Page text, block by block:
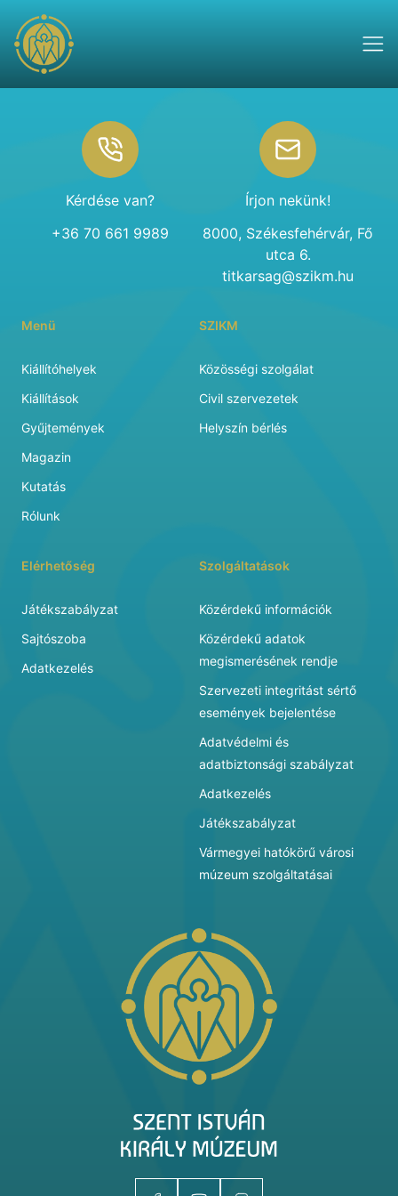
Kérdése van?
+36 70 661 9989
Írjon nekünk!
8000, Székesfehérvár, Fő
utca 6.
titkarsag@szikm.hu
Menü
Kiállítóhelyek
Kiállítások
Gyűjtemények
Magazin
Kutatás
Rólunk
SZIKM
Közösségi szolgálat
Civil szervezetek
Helyszín bérlés
Elérhetőség
Játékszabályzat
Sajtószoba
Adatkezelés
Szolgáltatások
Közérdekű információk
Közérdekű adatok
megismerésének rendje
Szervezeti integritást sértő
események bejelentése
Adatvédelmi és
adatbiztonsági szabályzat
Adatkezelés
Játékszabályzat
Vármegyei hatókörű városi
múzeum szolgáltatásai